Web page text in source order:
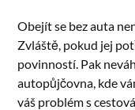
Obejít se bez auta
Zvláště, pokud jej
povinností. Pak
autopůjčovna, kde
váš problém s